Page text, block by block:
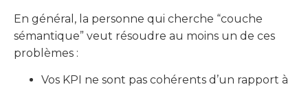
En général, la personne qui cherche “couche
sémantique” veut résoudre au moins un de ces
problèmes :
Vos KPI ne sont pas cohérents d’un rapport à